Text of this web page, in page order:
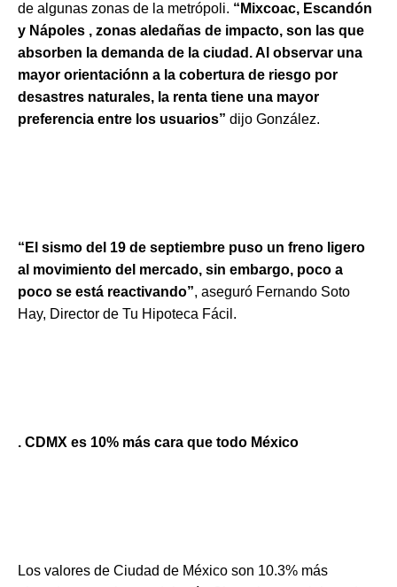
de algunas zonas de la metrópoli. “Mixcoac, Escandón
y Nápoles , zonas aledañas de impacto, son las que
absorben la demanda de la ciudad. Al observar una
mayor orientaciónn a la cobertura de riesgo por
desastres naturales, la renta tiene una mayor
preferencia entre los usuarios” dijo González.
“El sismo del 19 de septiembre puso un freno ligero
al movimiento del mercado, sin embargo, poco a
poco se está reactivando”, aseguró Fernando Soto
Hay, Director de Tu Hipoteca Fácil.
. CDMX es 10% más cara que todo México
Los valores de Ciudad de México son 10.3% más